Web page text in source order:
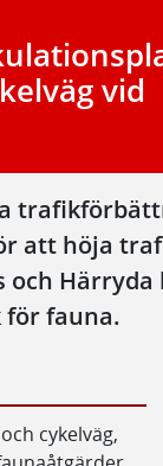
vid
att höja
för fauna.
cykelväg,